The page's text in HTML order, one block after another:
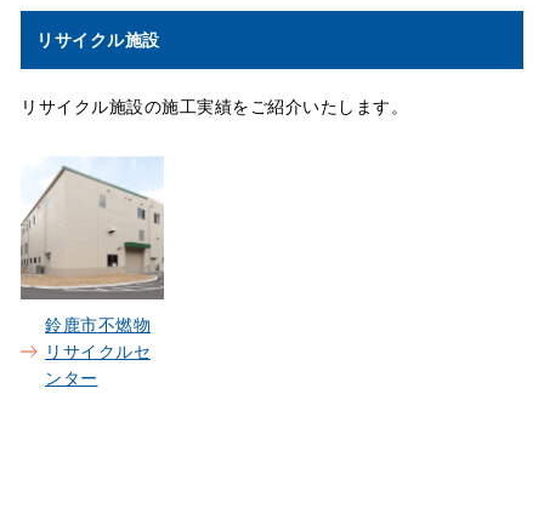
リサイクル施設
リサイクル施設の施工実績をご紹介いたします。
鈴鹿市不燃物
リサイクルセ
ンター